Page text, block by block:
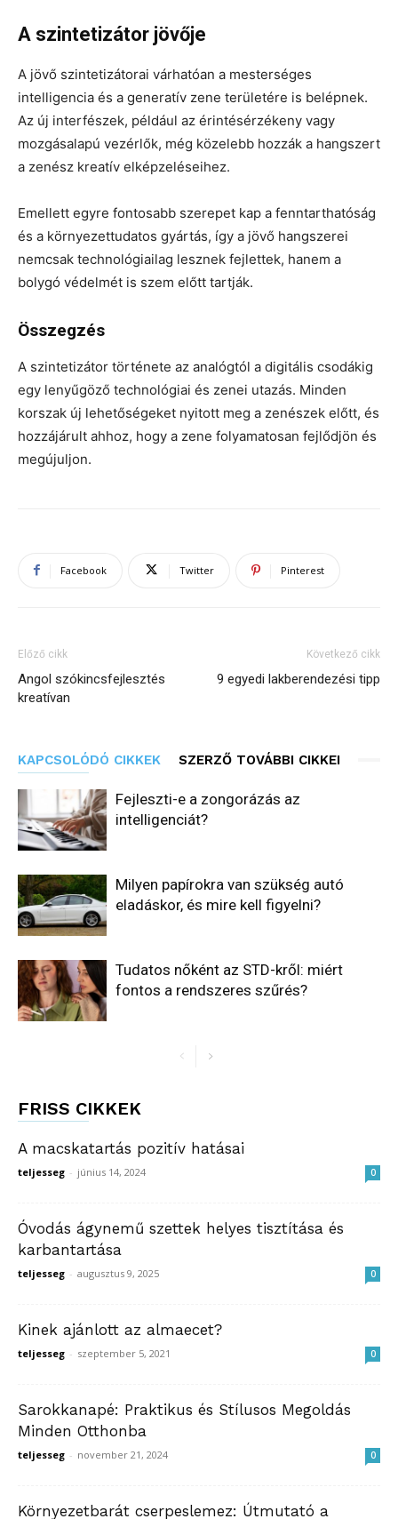
A szintetizátor jövője
A jövő szintetizátorai várhatóan a mesterséges
intelligencia és a generatív zene területére is belépnek.
Az új interfészek, például az érintésérzékeny vagy
mozgásalapú vezérlők, még közelebb hozzák a hangszert
a zenész kreatív elképzeléseihez.
Emellett egyre fontosabb szerepet kap a fenntarthatóság
és a környezettudatos gyártás, így a jövő hangszerei
nemcsak technológiailag lesznek fejlettek, hanem a
bolygó védelmét is szem előtt tartják.
Összegzés
A szintetizátor története az analógtól a digitális csodákig
egy lenyűgöző technológiai és zenei utazás. Minden
korszak új lehetőségeket nyitott meg a zenészek előtt, és
hozzájárult ahhoz, hogy a zene folyamatosan fejlődjön és
megújuljon.
Facebook Twitter Pinterest
Előző cikk
Angol szókincsfejlesztés
kreatívan
Következő cikk
9 egyedi lakberendezési tipp
KAPCSOLÓDÓ CIKKEK SZERZŐ TOVÁBBI CIKKEI
Fejleszti-e a zongorázás az
intelligenciát?
Milyen papírokra van szükség autó
eladáskor, és mire kell figyelni?
Tudatos nőként az STD-kről: miért
fontos a rendszeres szűrés?
FRISS CIKKEK
A macskatartás pozitív hatásai
teljesseg - június 14, 2024 0
Óvodás ágynemű szettek helyes tisztítása és
karbantartása
teljesseg - augusztus 9, 2025 0
Kinek ajánlott az almaecet?
teljesseg - szeptember 5, 2021 0
Sarokkanapé: Praktikus és Stílusos Megoldás
Minden Otthonba
teljesseg - november 21, 2024 0
Környezetbarát cserpeslemez: Útmutató a